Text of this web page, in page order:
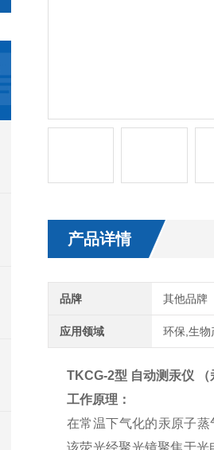
产品详情
品牌 其他品牌
应用领域 环保,生物
TKCG-2型 自动测汞仪 （
工作原理：
在常温下气化的汞原子蒸
该荧光经聚光镜聚焦于